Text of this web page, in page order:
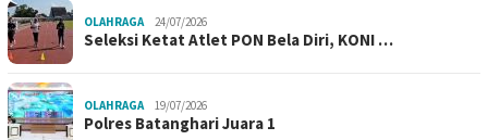
OLAHRAGA 24/07/2026
Seleksi Ketat Atlet PON Bela Diri, KONI …
OLAHRAGA 19/07/2026
Polres Batanghari Juara 1